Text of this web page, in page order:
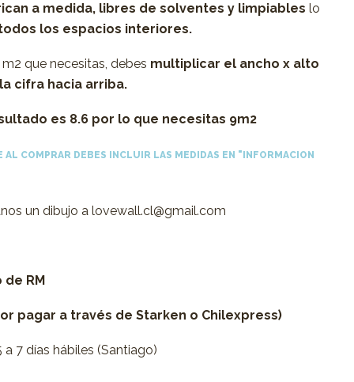
a medida, libres de solventes y limpiables lo
los espacios interiores.
que necesitas, debes multiplicar el ancho x alto
cifra hacia arriba.
es 8.6 por lo que necesitas 9m2
COMPRAR DEBES INCLUIR LAS MEDIDAS EN "INFORMACION
un dibujo a lovewall.cl@gmail.com
RM
pagar a través de Starken o Chilexpress)
7 días hábiles (Santiago)